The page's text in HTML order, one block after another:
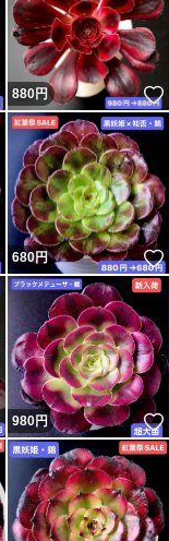
いいね！
880円
いいね！
680円
いいね！
980円